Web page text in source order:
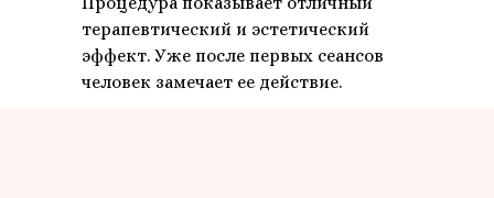
терапевтический и эстетический
эффект. Уже после первых сеансов
человек замечает ее действие.